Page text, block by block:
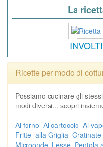
La
Ricette per modo di
Possiamo cucinare gli
modi diversi... scopri
Al forno Al cartoccio Al
Fritte alla Griglia Gratinate
Microonde Lesse Pentola